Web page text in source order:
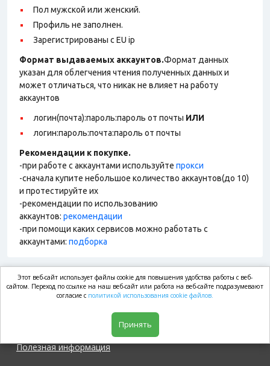
Пол мужской или женский.
Профиль не заполнен.
Зарегистрированы с EU ip
Формат выдаваемых аккаунтов.Формат данных
указан для облегчения чтения полученных данных и
может отличаться, что никак не влияет на работу
аккаунтов
логин(почта):пароль:пароль от почты ИЛИ
логин:пароль:почта:пароль от почты
Рекомендации к покупке.
-при работе с аккаунтами используйте прокси
-сначала купите небольшое количество аккаунтов(до 10)
и протестируйте их
-рекомендации по использованию
аккаунтов: рекомендации
-при помощи каких сервисов можно работать с
аккаунтами: подборка
market.com
Полезная информация
Этот веб-сайт использует файлы cookie для повышения удобства работы с веб-
сайтом. Переход по ссылке на наш веб-сайт или работа на веб-сайте подразумевают
согласие с политикой использования cookie файлов.
Принять